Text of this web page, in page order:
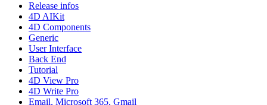
Release infos
4D AIKit
4D Components
Generic
User Interface
Back End
Tutorial
4D View Pro
4D Write Pro
Email, Microsoft 365, Gmail